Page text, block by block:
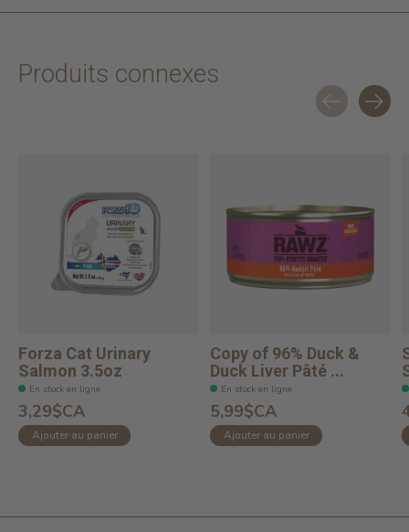
Produits connexes
Forza Cat Urinary
Salmon 3.5oz
En stock en ligne
3,29$CA
Ajouter au panier
Copy of 96% Duck &
Duck Liver Pâté ...
En stock en ligne
5,99$CA
Ajouter au panier